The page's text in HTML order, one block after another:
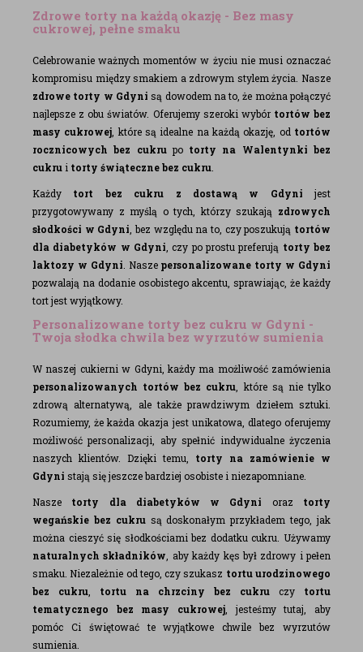
Zdrowe torty na każdą okazję - Bez masy
cukrowej, pełne smaku
Celebrowanie ważnych momentów w życiu nie musi oznaczać
kompromisu między smakiem a zdrowym stylem życia. Nasze
zdrowe torty w Gdyni są dowodem na to, że można połączyć
najlepsze z obu światów. Oferujemy szeroki wybór tortów bez
masy cukrowej , które są idealne na każdą okazję, od tortów
rocznicowych bez cukrupo torty na Walentynki bez
cukru i torty świąteczne bez cukru
Każdy tort bez cukru z dostawą w Gdyni jest
przygotowywany z myślą o tych, którzy szukają zdrowych
słodkości w Gdyni , bez względu na to, czy poszukują tortów
dla diabetyków w Gdyni , czy po prostu preferują torty bez
laktozy w Gdyni . Nasze personalizowane torty w Gdyni
pozwalają na dodanie osobistego akcentu, sprawiając, że każdy
tort jest wyjątkowy.
Personalizowane torty bez cukru w Gdyni -
Twoja słodka chwila bez wyrzutów sumienia
W naszej cukierni w Gdyni, każdy ma możliwość zamówienia
personalizowanych tortów bez cukru , które są nie tylko
zdrową alternatywą, ale także prawdziwym dziełem sztuki.
Rozumiemy, że każda okazja jest unikatowa, dlatego oferujemy
możliwość personalizacji, aby spełnić indywidualne życzenia
naszych klientów. Dzięki temu, torty na zamówienie w
Gdyni stają się jeszcze bardziej osobiste i niezapomniane.
Nasze torty dla diabetyków w Gdyni oraz torty
wegańskie bez cukrusą doskonałym przykładem tego, jak
można cieszyć się słodkościami bez dodatku cukru. Używamy
naturalnych składników , aby każdy kęs był zdrowy i pełen
smaku. Niezależnie od tego, czy szukasz tortu urodzinowego
bez cukru
tortu na chrzciny bez cukru czy tortu
tematycznego bez masy cukrowej , jesteśmy tutaj, aby
pomóc Ci świętować te wyjątkowe chwile bez wyrzutów
sumienia.